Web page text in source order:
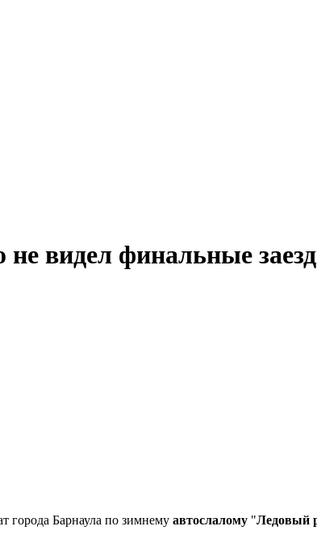
видел финальные
города Барнаула по зимнему автослалому "Ледовый